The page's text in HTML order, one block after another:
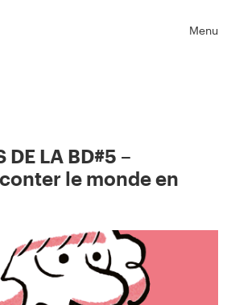
Menu
DE LA BD#5 –
le monde en